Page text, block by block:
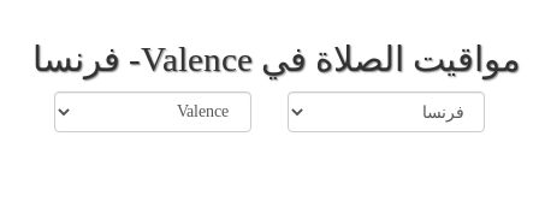
مواقيت الصلاة في Valence- فرنسا